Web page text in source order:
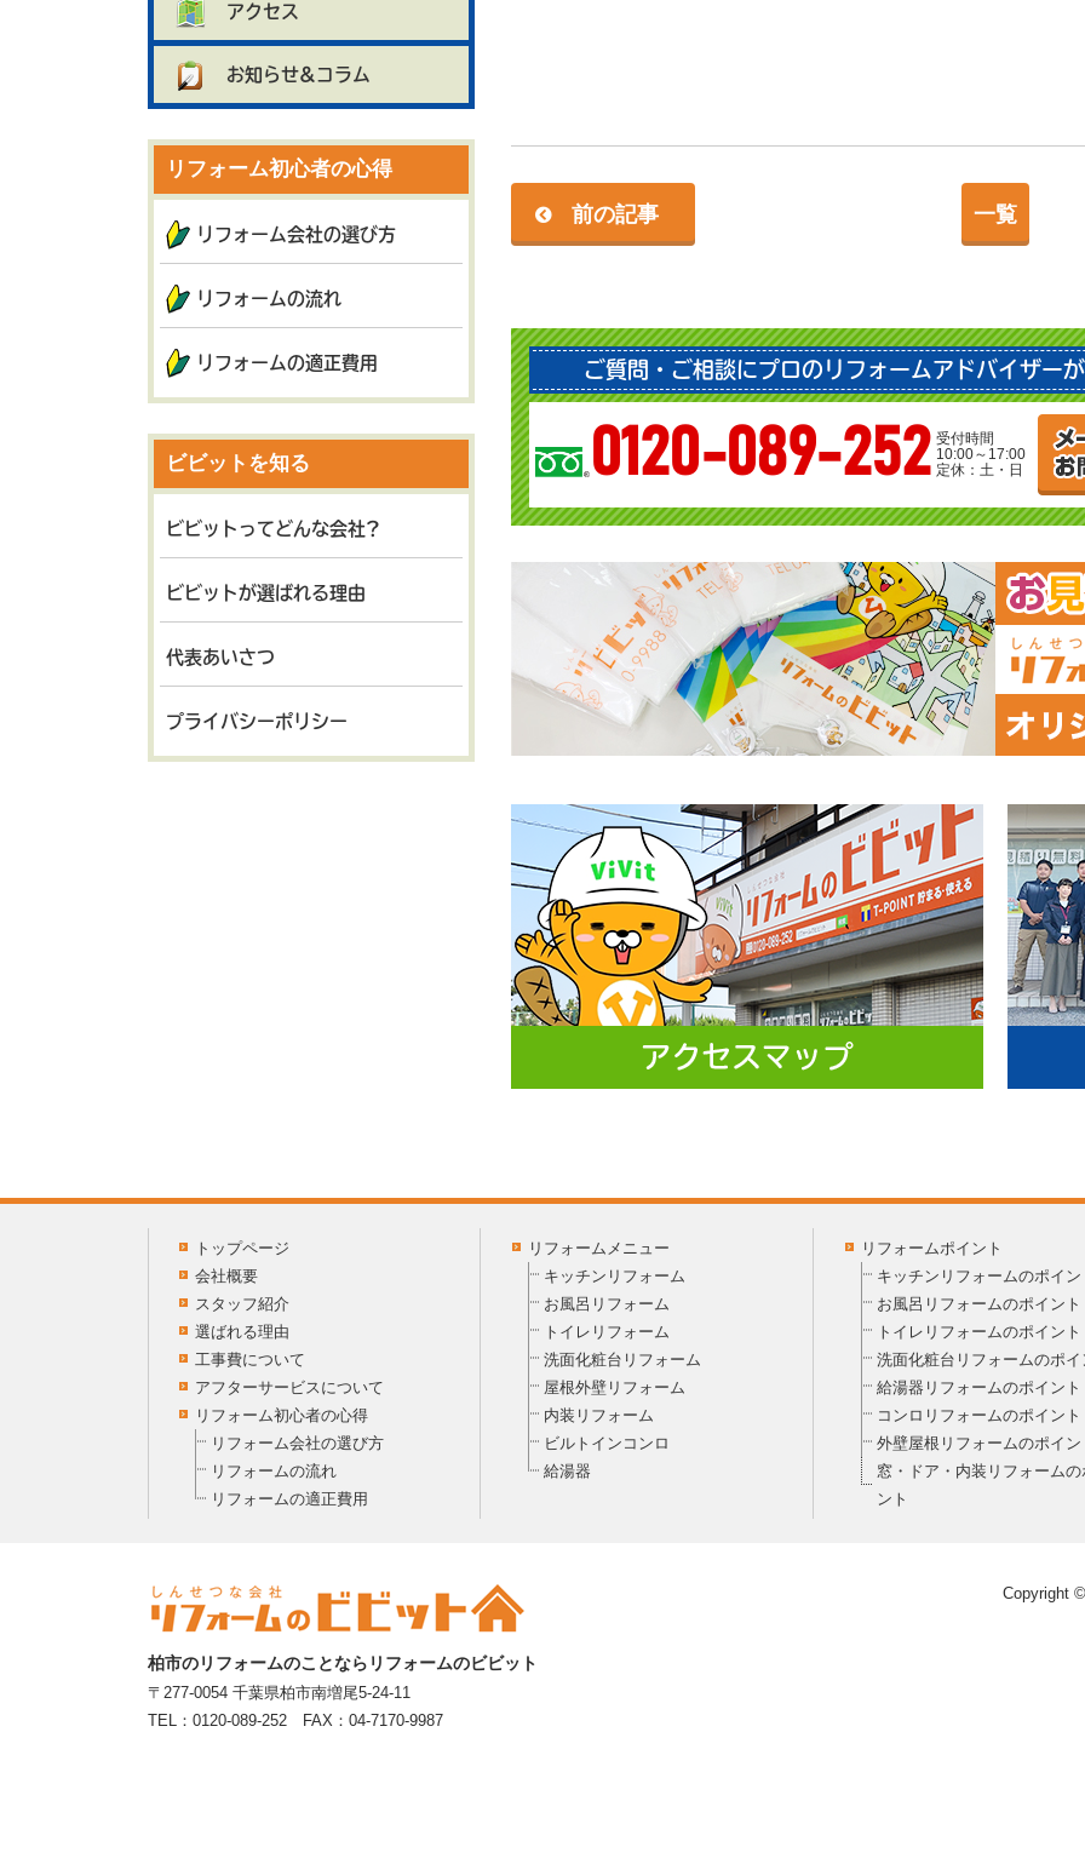
前の記事 一覧
ご質問・ご相談にプロのリフォームアドバイザー
0120-089-252 受付時間
10:00～17:00
定休：土・日
アクセス
お知らせ&コラム
リフォーム初心者の心得
リフォーム会社の選び方
リフォームの流れ
リフォームの適正費用
ビビットを知る
ビビットってどんな会社?
ビビットが選ばれる理由
代表あいさつ
プライバシーポリシー
トップページ
会社概要
スタッフ紹介
選ばれる理由
工事費について
アフターサービスについて
リフォーム初心者の心得
リフォーム会社の選び方
リフォームの流れ
リフォームの適正費用
リフォームメニュー
キッチンリフォーム
お風呂リフォーム
トイレリフォーム
洗面化粧台リフォーム
屋根外壁リフォーム
内装リフォーム
ビルトインコンロ
給湯器
リフォームポイント
キッチンリフォームのポイン
お風呂リフォームのポイント
トイレリフォームのポイント
洗面化粧台リフォームのポイ
給湯器リフォームのポイント
コンロリフォームのポイント
外壁屋根リフォームのポイン
窓・ドア・内装リフォームの
ント
柏市のリフォームのことならリフォームのビビット
〒277-0054 千葉県柏市南増尾5-24-11
TEL：0120-089-252 FAX：04-7170-9987
Copyright